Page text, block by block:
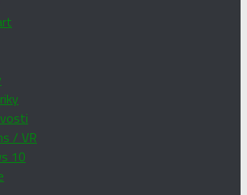
/ VR
10